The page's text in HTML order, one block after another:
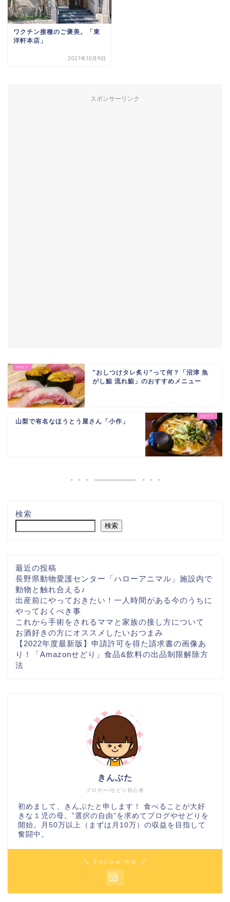
ワクチン接種のご褒美。「東
洋軒本店」
2021年10月9日
スポンサーリンク
"おしつけタレ炙り"って何？「沼津 魚
がし鮨 流れ鮨」のおすすめメニュー
山梨で有名なほうとう屋さん「小作」
検索
検索
最近の投稿
長野県動物愛護センター「ハローアニマル」施設内で
動物と触れ合える♪
出産前にやっておきたい！一人時間がある今のうちに
やっておくべき事
これから手術をされるママと家族の接し方について
お酒好きの方にオススメしたいおつまみ
【2022年度最新版】申請許可を得た請求書の画像あ
り！「Amazonせどり」食品&飲料の出品制限解除方
法
ブロガー/せどり初心者
きんぶた
初めまして、きんぶたと申します！ 食べることが大好
きな１児の母。”選択の自由”を求めてブログやせどりを
開始。月50万以上（まずは月10万）の収益を目指して
奮闘中。
＼ Follow me ／